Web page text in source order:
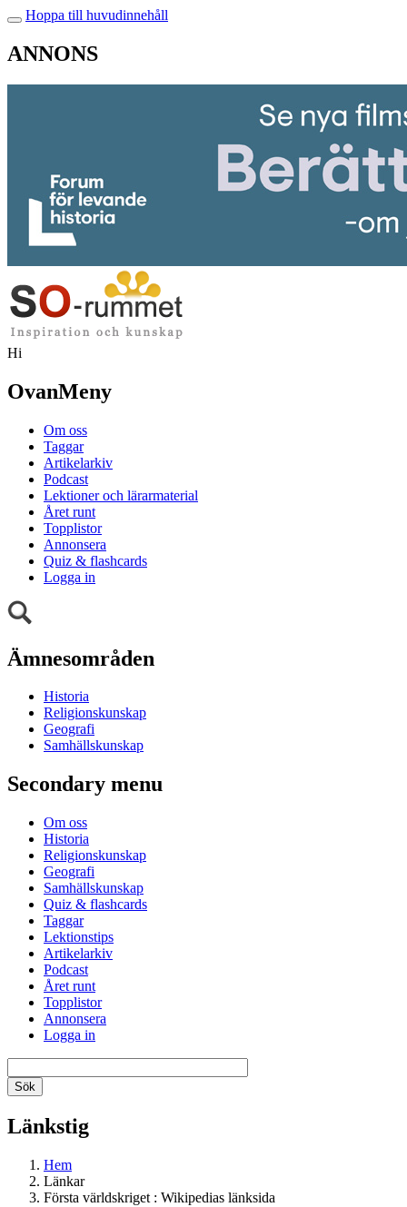
Hoppa till huvudinnehåll
ANNONS
Hi
OvanMeny
Om oss
Taggar
Artikelarkiv
Podcast
Lektioner och lärarmaterial
Året runt
Topplistor
Annonsera
Quiz & flashcards
Logga in
Ämnesområden
Historia
Religionskunskap
Geografi
Samhällskunskap
Secondary menu
Om oss
Historia
Religionskunskap
Geografi
Samhällskunskap
Quiz & flashcards
Taggar
Lektionstips
Artikelarkiv
Podcast
Året runt
Topplistor
Annonsera
Logga in
Länkstig
Hem
Länkar
Första världskriget : Wikipedias länksida